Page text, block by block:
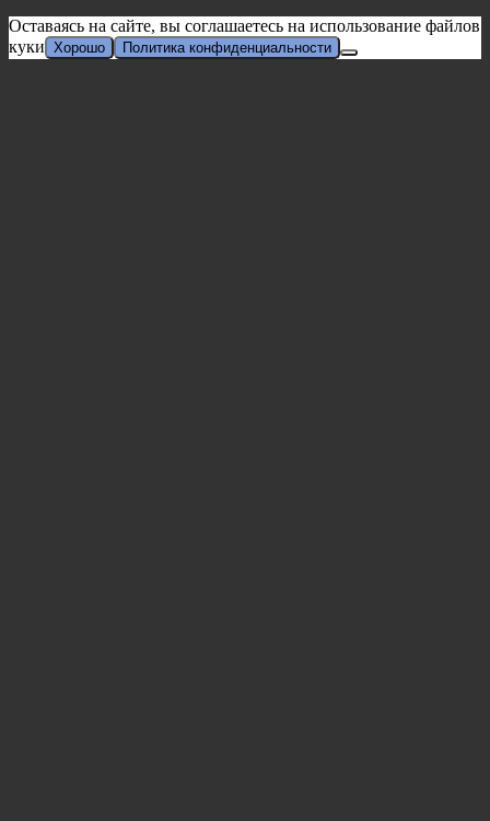
Оставаясь на сайте, вы соглашаетесь на использование файлов
куки Хорошо Политика конфиденциальности